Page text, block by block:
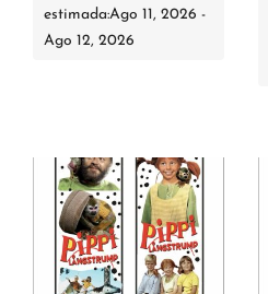
estimada:Ago 11, 2026 -
Ago 12, 2026